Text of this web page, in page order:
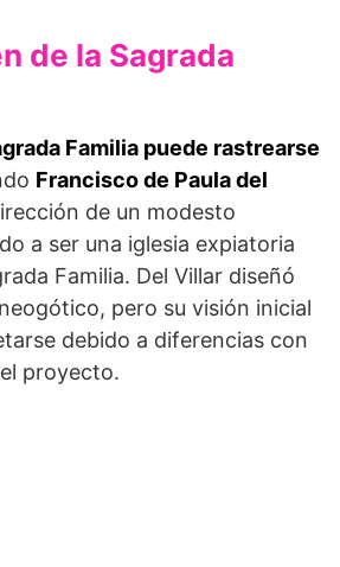
de la Sagrada
Familia puede rastrearse
Francisco de Paula del
de un modesto
a ser una iglesia expiatoria
Familia. Del Villar diseñó
pero su visión inicial
debido a diferencias con
proyecto.